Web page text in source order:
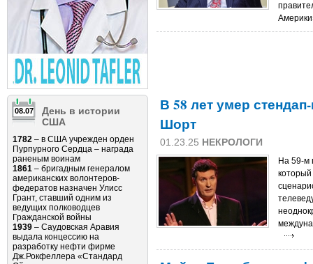
08.07
День в истории
США
1782 – в США учрежден орден
Пурпурного Сердца – награда
раненым воинам
1861 – бригадным генералом
американских волонтеров-
федератов назначен Улисс
Грант, ставший одним из
ведущих полководцев
Гражданской войны
1939 – Саудовская Аравия
выдала концессию на
разработку нефти фирме
Дж.Рокфеллера «Стандард
В 58 лет умер
Шорт
01.23.25 НЕКРОЛОГИ
На 59-м